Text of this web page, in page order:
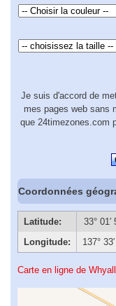
Je suis d'accord de
mes pages web sans
que 24timezones.com
Coordonnées
Latitude:
33° 01′
Longitude:
137°
Carte en ligne de